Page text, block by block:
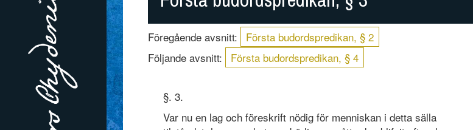
Föregående avsnitt:
Första budordspredikan, § 2
Följande avsnitt:
Första budordspredikan, § 4
§. 3.
Var nu en lag och föreskrift nödig för menniskan i detta sälla